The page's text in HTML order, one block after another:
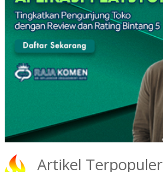
Artikel Terpopuler